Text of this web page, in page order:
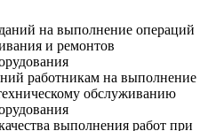
на выполнение операций
и ремонтов
работникам на выполнение
обслуживанию
выполнения работ при